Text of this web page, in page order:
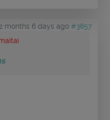
2 months 6 days ago #3857